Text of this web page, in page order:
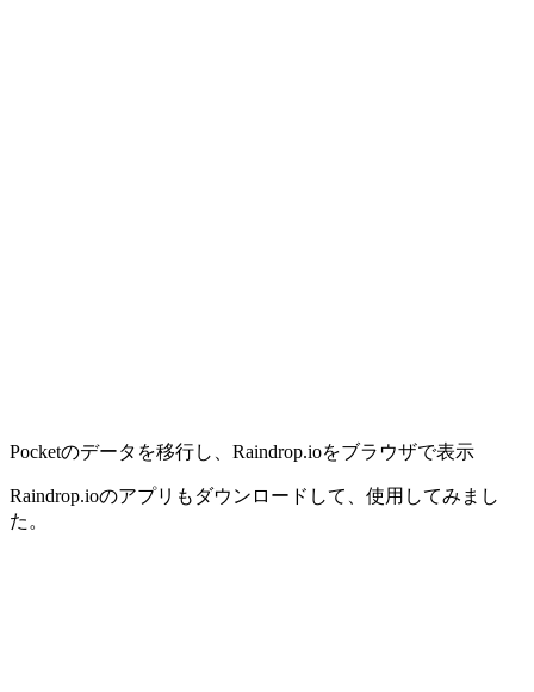
Pocketのデータを移行し、Raindrop.ioをブラウザで表示
Raindrop.ioのアプリもダウンロードして、使用してみまし
た。